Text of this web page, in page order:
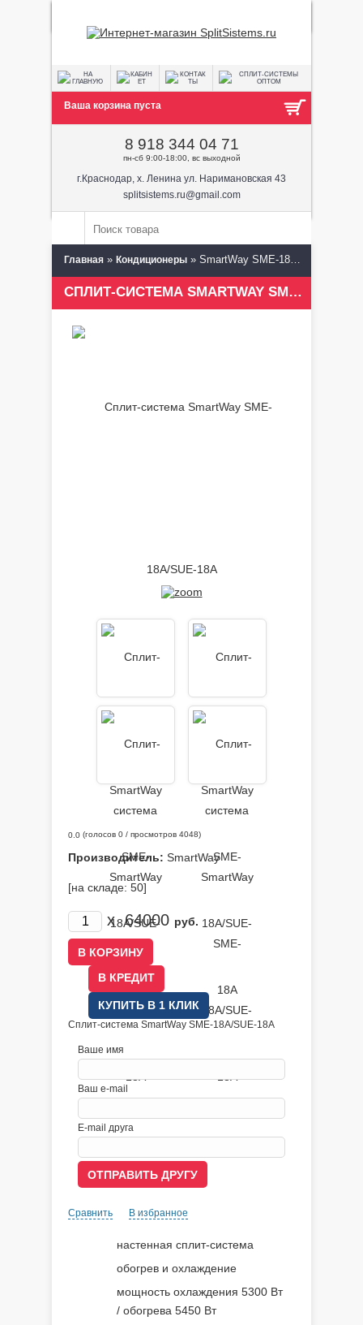
Ваша корзина пуста
8 918 344 04 71
пн-сб 9:00-18:00, вс выходной
г.Краснодар, х. Ленина ул. Наримановская 43
splitsistems.ru@gmail.com
Главная » Кондиционеры » SmartWay SME-18A/SUE-18A
СПЛИТ-СИСТЕМА SMARTWAY SME-18A/SUE-18A
0.0 (голосов 0 / просмотров 4048)
Производитель: SmartWay
[на складе: 50]
x 64000 руб.
В КРЕДИТ
КУПИТЬ В 1 КЛИК
Сплит-система SmartWay SME-18A/SUE-18A
Ваше имя
Ваш e-mail
E-mail друга
Сравнить В избранное
настенная сплит-система
обогрев и охлаждение
мощность охлаждения 5300 Вт
/ обогрева 5450 Вт